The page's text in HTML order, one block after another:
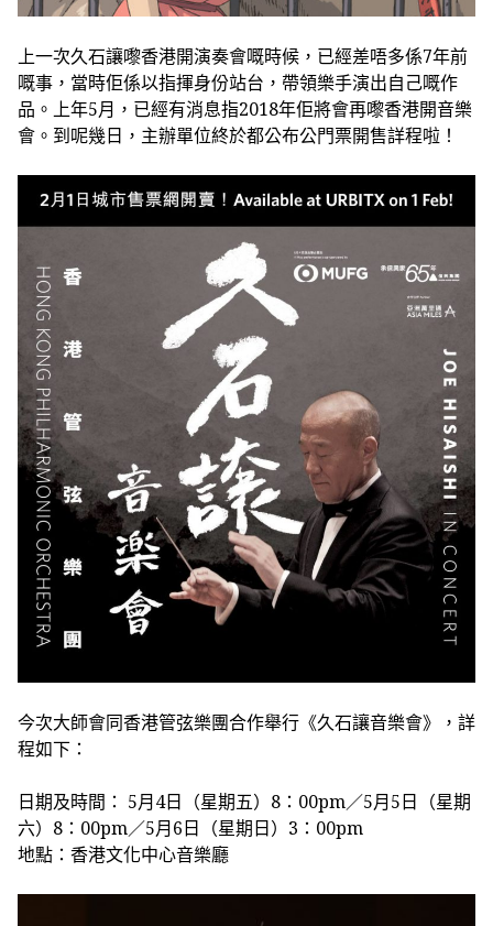
上一次久石讓嚟香港開演奏會嘅時候，已經差唔多係7年前
嘅事，當時佢係以指揮身份站台，帶領樂手演出自己嘅作
品。上年5月，已經有消息指2018年佢將會再嚟香港開音樂
會。到呢幾日，主辦單位終於都公布公門票開售詳程啦！
今次大師會同香港管弦樂團合作舉行《久石讓音樂會》，詳
程如下：
日期及時間： 5月4日（星期五）8：00pm／5月5日（星期
六）8：00pm／5月6日（星期日）3：00pm
地點：香港文化中心音樂廳